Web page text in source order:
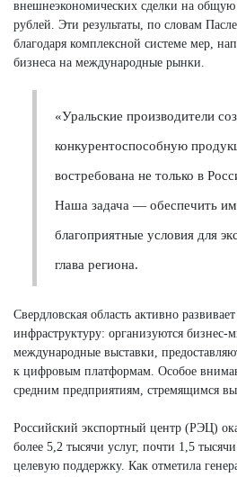
внешнеэкономических сделки на
рублей. Эти результаты, по словам
благодаря комплексной системе мер,
бизнеса на международные рынки.
«Уральские производители
конкурентоспособную
востребована не только в
Наша задача — обеспечить
благоприятные условия для
глава региона.
Свердловская область активно
инфраструктуру: организуются бизнес-
международные выставки,
к цифровым платформам. Особое
средним предприятиям, стремящимся
Российский экспортный центр (РЭЦ)
более 5,2 тысячи услуг, почти 1,5
целевую поддержку. Как отметила